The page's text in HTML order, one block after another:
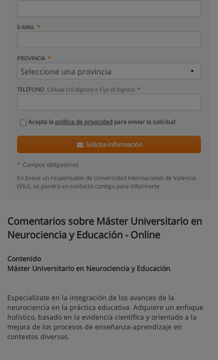
E-MAIL
PROVINCIA
TELÉFONO Celular (10 dígitos) o Fijo (9 dígitos)
Acepta la política de privacidad para enviar la solicitud
Solicita información
* Campos obligatorios
En breve un responsable de Universidad Internacional de Valencia
(VIU), se pondrá en contacto contigo para informarte
Comentarios sobre Máster Universitario en
Neurociencia y Educación - Online
Contenido
Máster Universitario en Neurociencia y Educación.
Especialízate en la integración de los avances de la
neurociencia en la práctica educativa. Adquiere un enfoque
holístico, basado en la evidencia científica y orientado a la
mejora de los procesos de enseñanza-aprendizaje en
contextos diversos.